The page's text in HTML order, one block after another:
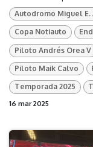
Autodromo Miguel E.
Copa Notiauto
Piloto Andrés Orea V
Piloto Maik Calvo
Temporada 2025
16 mar 2025